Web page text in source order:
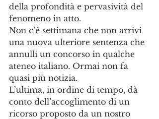
della profondità e pervasività del
fenomeno in atto.
Non c’è settimana che non arrivi
una nuova ulteriore sentenza che
annulli un concorso in qualche
ateneo italiano. Ormai non fa
quasi più notizia.
L’ultima, in ordine di tempo, dà
conto dell’accoglimento di un
ricorso proposto da un nostro